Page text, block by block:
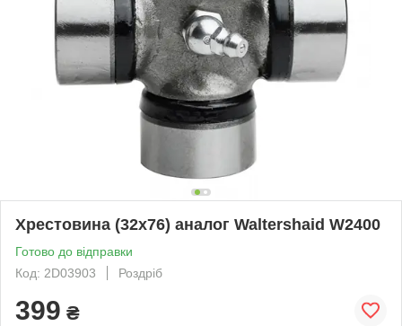
Хрестовина (32х76) аналог Waltershaid W2400
Готово до відправки
Код: 2D03903
Роздріб
399 ₴